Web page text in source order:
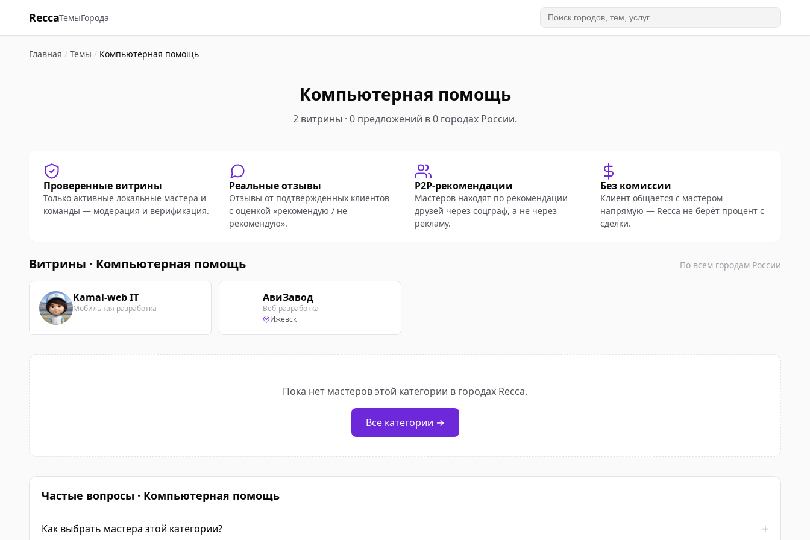
ReccaТемыГорода
Главная / Темы / Компьютерная помощь
Компьютерная помощь
2 витрины · 0 предложений в 0 городах России.
Проверенные витрины
Только активные локальные мастера и
команды — модерация и верификация.
Реальные отзывы
Отзывы от подтверждённых клиентов
с оценкой «рекомендую / не
рекомендую».
P2P-рекомендации
Мастеров находят по рекомендации
друзей через соцграф, а не через
рекламу.
Без комиссии
Клиент общается с мастером
напрямую — Recca не берёт процент с
сделки.
Витрины · Компьютерная помощь По всем городам России
Kamal-web IT
Мобильная разработка
АвиЗавод
Веб-разработка
Ижевск
Пока нет мастеров этой категории в городах Recca.
Все категории →
Частые вопросы · Компьютерная помощь
Как выбрать мастера этой категории?